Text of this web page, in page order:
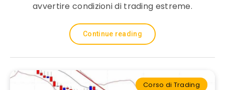
avvertire condizioni di trading estreme.
Continue reading
Corso di Trading